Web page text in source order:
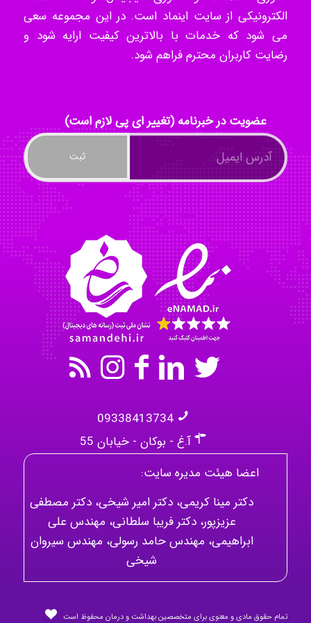
ilhan200
Mohammad
Tavan
akhtar shahsavandi
الکترونیکی از سایت اینماد است. در این مجموعه سعی
می شود که خدمات با بالاترین کیفیت ارایه شود و
رضایت کاربران محترم فراهم شود.
عضویت در خبرنامه (تغییر ای پی لازم است)
09338413734
آ.غ - بوکان - خیابان 55
اعضا هیئت مدیره سایت:
دکتر مینا کریمی، دکتر امیر شیخی، دکتر مصطفی
عزیزپور، دکتر فریبا سلطانی، مهندس علی
ابراهیمی، مهندس حامد رسولی، مهندس سیروان
شیخی
تمام حقوق مادی و معنوی برای متخصصین بهداشت و درمان محفوظ است